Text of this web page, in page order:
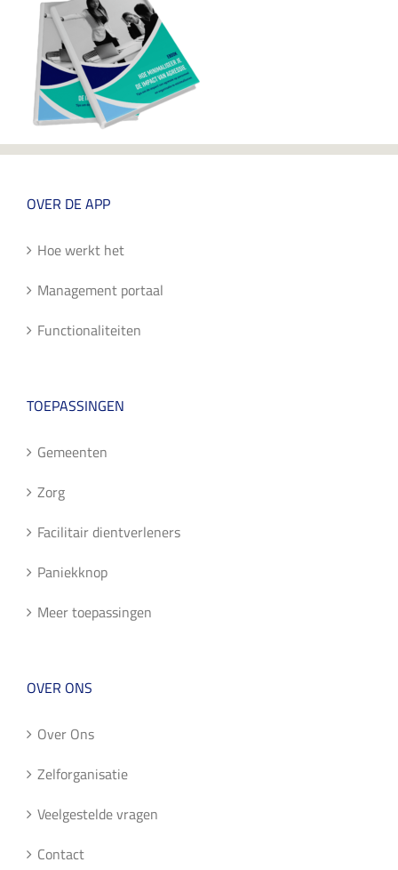
OVER DE APP
Hoe werkt het
Management portaal
Functionaliteiten
TOEPASSINGEN
Gemeenten
Zorg
Facilitair dientverleners
Paniekknop
Meer toepassingen
OVER ONS
Over Ons
Zelforganisatie
Veelgestelde vragen
Contact